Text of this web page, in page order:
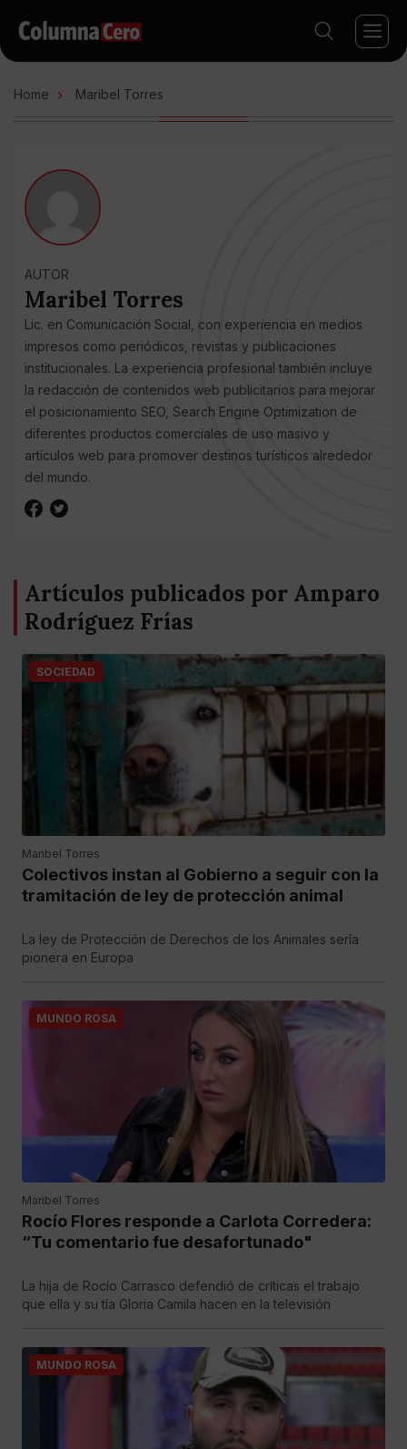
Home Maribel Torres
AUTOR
Maribel Torres
Lic. en Comunicación Social, con experiencia en medios
impresos como periódicos, revistas y publicaciones
institucionales. La experiencia profesional también incluye
la redacción de contenidos web publicitarios para mejorar
el posicionamiento SEO, Search Engine Optimization de
diferentes productos comerciales de uso masivo y
artículos web para promover destinos turísticos alrededor
del mundo.
Artículos publicados por Amparo
Rodríguez Frías
SOCIEDAD
Maribel Torres
Colectivos instan al Gobierno a seguir con la
tramitación de ley de protección animal
La ley de Protección de Derechos de los Animales sería
pionera en Europa
MUNDO ROSA
Maribel Torres
Rocío Flores responde a Carlota Corredera:
“Tu comentario fue desafortunado"
La hija de Rocío Carrasco defendió de críticas el trabajo
que ella y su tía Gloria Camila hacen en la televisión
MUNDO ROSA